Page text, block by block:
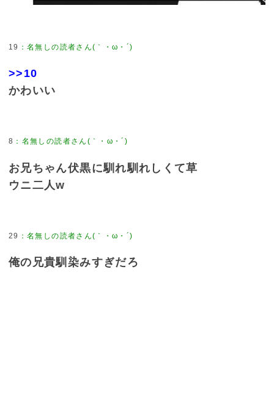
19 ：名無しの読者さん(｀・ω・´)
>>10
かわいい
8 ： 名無しの読者さん(｀・ω・´)
お兄ちゃん伏黒に馴れ馴れしくて草
ウニ二人w
29 ：名無しの読者さん(｀・ω・´)
俺の兄貴馴染みすぎだろ